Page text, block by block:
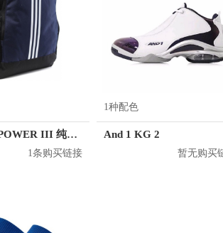
adidas BP POWER III 纯色尼龙双肩包 AY5103
1条购买链接
1种配色
And 1 KG 2
暂无购买